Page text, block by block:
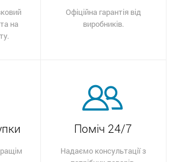
на
Офіційна гарантія від
виробників.
Поміч 24/7
Надаємо консультації з